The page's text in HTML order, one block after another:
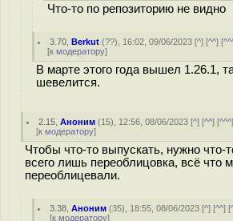
Что-то по репозиторию не видно
3.70 ,Berkut (??), 16:02, 09/06/2023 [^] [^^] [
[к модератору]
В марте этого года вышел 1.26.1,
шевелится.
2.15 ,Аноним (15), 12:56, 08/06/2023 [^] [^^] [^^^
[к модератору]
Чтобы что-то выпускать, нужно что-
всего лишь переоблицовка, всё что
переоблицевали.
3.38 ,Аноним (35), 18:55, 08/06/2023 [^] [^^] [
[к модератору]